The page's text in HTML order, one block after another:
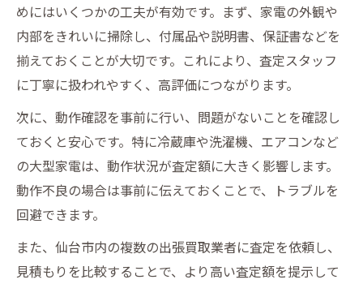
めにはいくつかの工夫が有効です。まず、家電の外観や
内部をきれいに掃除し、付属品や説明書、保証書などを
揃えておくことが大切です。これにより、査定スタッフ
に丁寧に扱われやすく、高評価につながります。
次に、動作確認を事前に行い、問題がないことを確認し
ておくと安心です。特に冷蔵庫や洗濯機、エアコンなど
の大型家電は、動作状況が査定額に大きく影響します。
動作不良の場合は事前に伝えておくことで、トラブルを
回避できます。
また、仙台市内の複数の出張買取業者に査定を依頼し、
見積もりを比較することで、より高い査定額を提示して